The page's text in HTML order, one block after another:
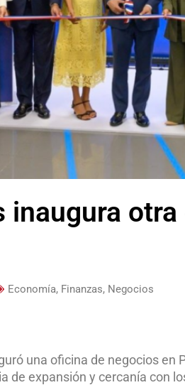
inaugura
Economía, Finanzas, Negocios
una oficina de negocios en
de expansión y cercanía con